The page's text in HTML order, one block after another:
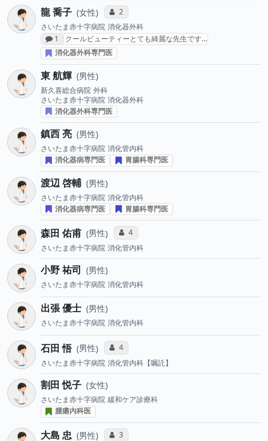
龍 喬子 女性 コミュニケーション・タイプ投票数
2
さいたま赤十字病院 消化器外科
感想投稿数
1
クールビューティーとても綺麗な先生です…
消化器外科専門医
東 航輝 男性
新久喜総合病院 外科
さいたま赤十字病院 消化器外科
消化器外科専門医
鎮西 亮 男性
さいたま赤十字病院 消化管内科
消化器病専門医
胃腸科専門医
渡辺 啓輔 男性
さいたま赤十字病院 消化管内科
消化器病専門医
胃腸科専門医
森田 佑甫 男性 コミュニケーション・タイプ投票数
4
さいたま赤十字病院 消化管内科
小野 祐司 男性
さいたま赤十字病院 消化管内科
出張 優士 男性
さいたま赤十字病院 消化管内科
石田 悟 男性 コミュニケーション・タイプ投票数
4
さいたま赤十字病院 消化管内科【嘱託】
割田 悦子 女性
さいたま赤十字病院 緩和ケア診療科
腫瘍内科医
大島 忠 男性 コミュニケーション・タイプ投票数
3